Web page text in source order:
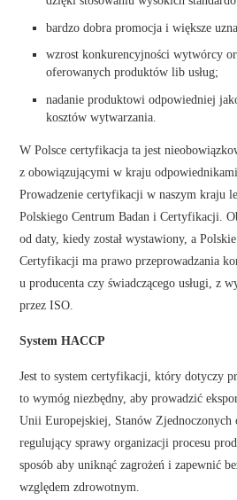
bardzo dobra promocja i większe
wzrost konkurencyjności wytwórcy
oferowanych produktów lib usług;
nadanie produktowi odpowiedniej
kosztów wytwarzania.
W Polsce certyfikacja ta jest
z obowiązującymi w kraju
Prowadzenie certyfikacji w naszym kraju
Polskiego Centrum Badan i Certyfikacji.
od daty, kiedy został wystawiony, a
Certyfikacji ma prawo przeprowadzania
u producenta czy świadczącego usługi, z
przez ISO.
System HACCP
Jest to system certyfikacji, który dotyczy
to wymóg niezbędny, aby prowadzić
Unii Europejskiej, Stanów Zjednoczonych
regulujący sprawy organizacji procesu
sposób aby uniknąć zagrożeń i zapewnić
względem zdrowotnym.